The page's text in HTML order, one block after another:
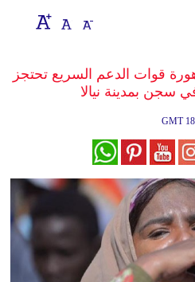
إقتصاد
وموسيقى
سياحة
وسفر
ديكور
قوات الدعم السريع تحتجز
سجن بمدينة نيالا
GMT